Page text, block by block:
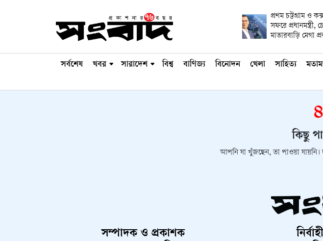
প্রথম চট্টগ্রাম ও
সফরে প্রধানমন্ত্রী,
মাতারবাড়ি মেগা
সর্বশেষ খবর সারাদেশ বিশ্ব বাণিজ্য বিনোদন খেলা সাহিত্য
কিছু
আপনি যা খুঁজছেন, তা পাওয়া যায়নি।
সম্পাদক ও প্রকাশক